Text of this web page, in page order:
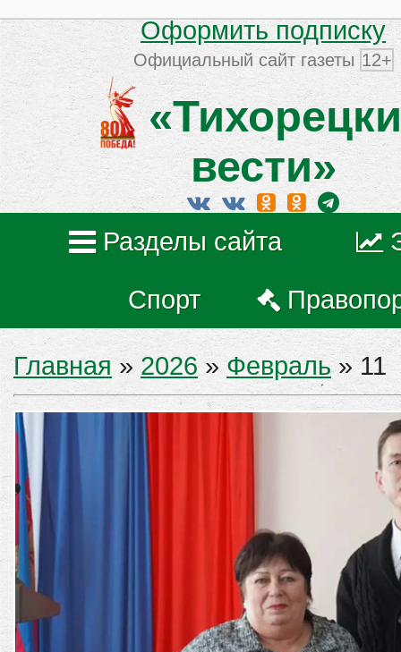
Оформить подписку
Официальный сайт газеты 12+
вести»
Разделы сайта
Спорт
Главная » 2026 » Февраль » 11